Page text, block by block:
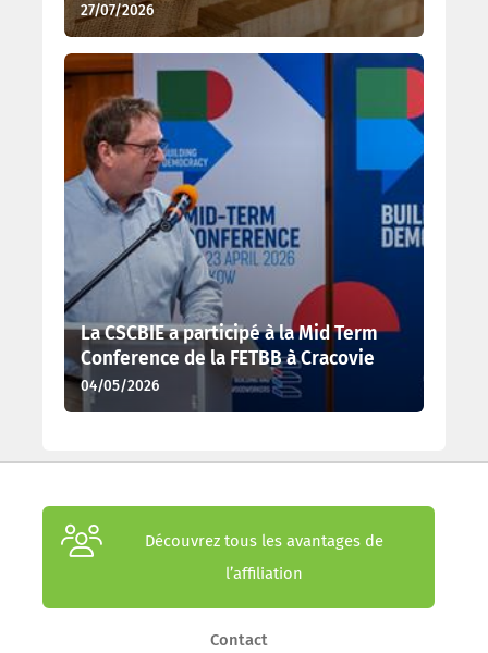
27/07/2026
La CSCBIE a participé à la Mid Term
Conference de la FETBB à Cracovie
04/05/2026
Découvrez tous les avantages de
l’affiliation
Contact